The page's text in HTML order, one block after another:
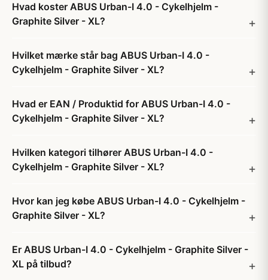
Hvad koster ABUS Urban-I 4.0 - Cykelhjelm -
Graphite Silver - XL?
Hvilket mærke står bag ABUS Urban-I 4.0 -
Cykelhjelm - Graphite Silver - XL?
Hvad er EAN / Produktid for ABUS Urban-I 4.0 -
Cykelhjelm - Graphite Silver - XL?
Hvilken kategori tilhører ABUS Urban-I 4.0 -
Cykelhjelm - Graphite Silver - XL?
Hvor kan jeg købe ABUS Urban-I 4.0 - Cykelhjelm -
Graphite Silver - XL?
Er ABUS Urban-I 4.0 - Cykelhjelm - Graphite Silver -
XL på tilbud?